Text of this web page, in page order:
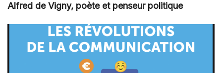
Alfred de Vigny, poète et penseur politique